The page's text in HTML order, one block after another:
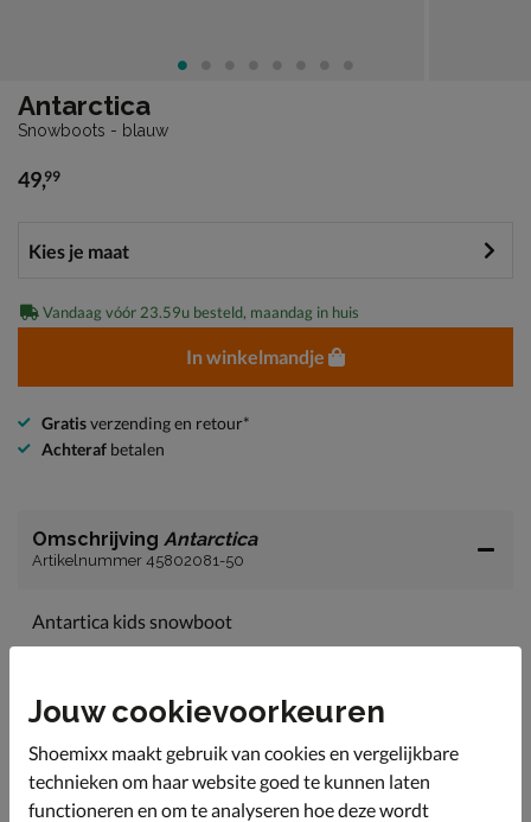
Antarctica
Snowboots - blauw
€ 49,99
49,99
Vandaag vóór 23.59u besteld, maandag in huis
In winkelmandje
Gratisverzending en retour*
Achteraf betalen
Omschrijving Antarctica
Artikelnummer 45802081-50
Antartica kids snowboot
De boot is uitgevoerd in textiel.
De binnenzool is van zacht textiel.
De loopzool is van rubber.
Jouw cookievoorkeuren
Shoemixx maakt gebruik van cookies en vergelijkbare
technieken om haar website goed te kunnen laten
functioneren en om te analyseren hoe deze wordt